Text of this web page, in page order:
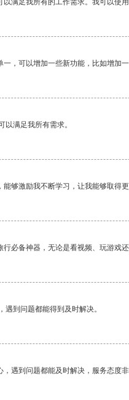
满足我所有的工作需求。我可以使
，可以增加一些新功能，比如增加一
以满足我所有需求。
够激励我不断学习，让我能够取得更
必备神器，无论是看视频、玩游戏
到问题都能得到及时解决。
遇到问题都能及时解决，服务态度非